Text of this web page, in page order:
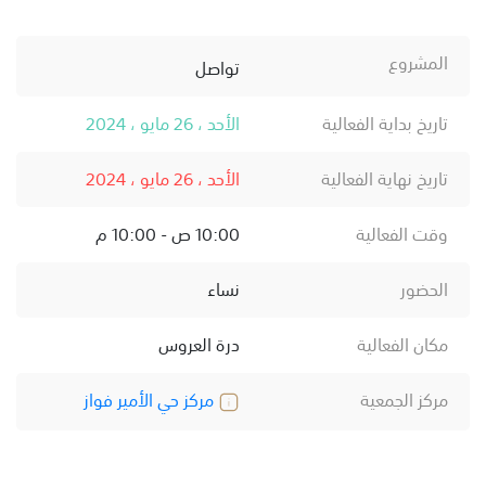
المشروع
تواصل
تاريخ بداية الفعالية
الأحد ، 26 مايو ، 2024
تاريخ نهاية الفعالية
الأحد ، 26 مايو ، 2024
وقت الفعالية
10:00 ص - 10:00 م
الحضور
نساء
مكان الفعالية
درة العروس
مركز الجمعية
مركز حي الأمير فواز